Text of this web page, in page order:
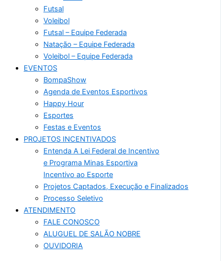
Futsal
Voleibol
Futsal – Equipe Federada
Natação – Equipe Federada
Voleibol – Equipe Federada
EVENTOS
BompaShow
Agenda de Eventos Esportivos
Happy Hour
Esportes
Festas e Eventos
PROJETOS INCENTIVADOS
Entenda A Lei Federal de Incentivo
e Programa Minas Esportiva
Incentivo ao Esporte
Projetos Captados, Execução e Finalizados
Processo Seletivo
ATENDIMENTO
FALE CONOSCO
ALUGUEL DE SALÃO NOBRE
OUVIDORIA